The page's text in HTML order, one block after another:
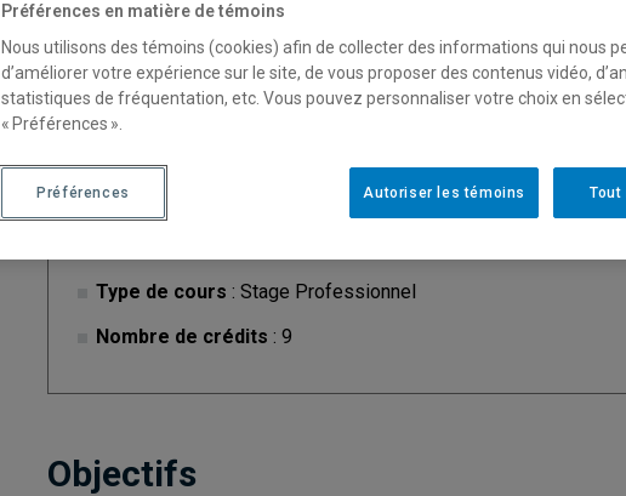
Description Horaire - Été 2026 Horaire
Type de cours : Stage Professionnel
Nombre de crédits : 9
Objectifs
Préférences en matière de témoins
Nous utilisons des témoins (cookies) afin de collecter des informations qui nous
d’améliorer votre expérience sur le site, de vous proposer des contenus vidéo,
statistiques de fréquentation, etc. Vous pouvez personnaliser votre choix en
« Préférences ».
Autoriser les témoins
Préférences